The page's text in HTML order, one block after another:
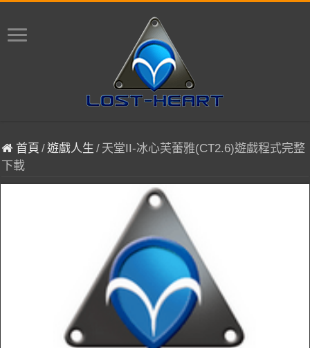
首頁 /遊戲人生 / 天堂II-冰心芙蕾雅(CT2.6)遊戲程式完整
下載